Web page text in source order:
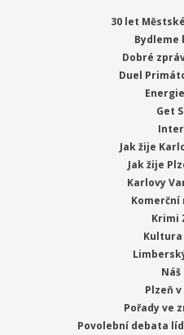
30 let
Bydleme
Dobré
Duel
Get
Jak žije
Jak žije
Karlovy
Krimi
Plzeň
Pořady ve
Povolební debata